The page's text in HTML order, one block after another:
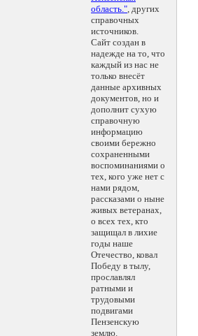
область.", других
справочных
источников.
Сайт создан в
надежде на то, что
каждый из нас не
только внесёт
данные архивных
документов, но и
дополнит сухую
справочную
информацию
своими бережно
сохраненными
воспоминаниями о
тех, кого уже нет с
нами рядом,
рассказами о ныне
живых ветеранах,
о всех тех, кто
защищал в лихие
годы наше
Отечество, ковал
Победу в тылу,
прославлял
ратными и
трудовыми
подвигами
Пензенскую
землю.